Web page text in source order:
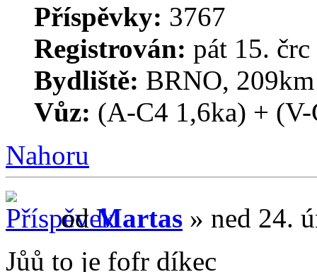
Příspěvky: 3767
Registrován: pát 15.
Bydliště: BRNO,
Vůz: (A-C4 1,6ka) +
Nahoru
odMartas » ned 24.
Jůů to je fofr díkec